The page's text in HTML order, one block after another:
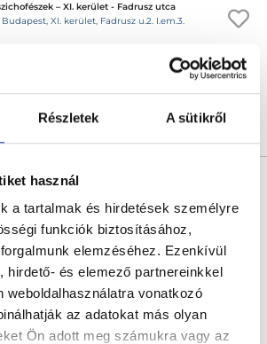
Részletek A sütikről
használ
a tartalmak és hirdetések személyre
funkciók biztosításához,
elemzéséhez. Ezenkívül
hirdető- és elemező partnereinkkel
weboldalhasználatra vonatkozó
az adatokat más olyan
Ön adott meg számukra vagy az
– XI. kerület - Fadrusz utca
Budapest, XI. kerület, Fadrusz u.2. I.em.3.
Kornélia
4.7
11 értékelés
- III. kerület - Felnőtt rendelő
Budapest, III. kerület, Vörösvári út 23. I. em. 3.
jelenleg nincs szabad időpont!